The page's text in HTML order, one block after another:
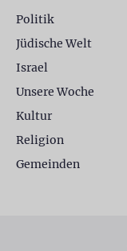
Politik
Jüdische Welt
Israel
Unsere Woche
Kultur
Religion
Gemeinden